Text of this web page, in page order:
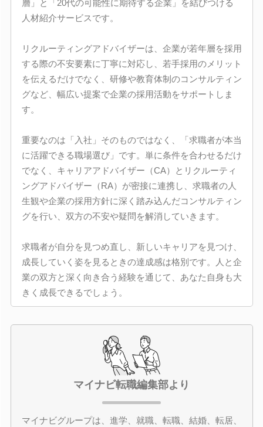
層」と「20代の可能性に期待する企業」を結びつける
人材紹介サービスです。
リクルーティングアドバイザーは、企業が若年層を採用
する際の不安要素に丁寧に対応し、若手採用のメリット
を伝えるだけでなく、研修や教育体制のコンサルティン
グなど、幅広い提案で企業の採用活動をサポートしま
す。
重要なのは「入社」そのものではなく、「求職者が本当
に活躍できる職場選び」です。単に条件を合わせるだけ
でなく、キャリアアドバイザー（CA）とリクルーティ
ングアドバイザー（RA）が密接に連携し、求職者の人
生観や企業の採用方針に深く踏み込んだコンサルティン
グを行い、双方の不安や疑問を解消していきます。
求職者が自分を見つめ直し、新しいキャリアを見つけ、
成長していく姿を見るときの達成感は格別です。人と企
業の双方と深く向き合う経験を通じて、あなた自身も大
きく成長できるでしょう。
マイナビ転職編集部より
マイナビグループは、進学、就職、転職、結婚、転居、